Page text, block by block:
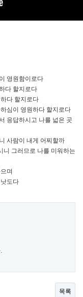
영원함이로다
다 할지로다
다 할지로다
심이 영원하다 할지로다
응답하시고 나를 넓은 곳
사람이 내게 어찌할까
니 그러므로 나를 미워하는
며
도다
목록